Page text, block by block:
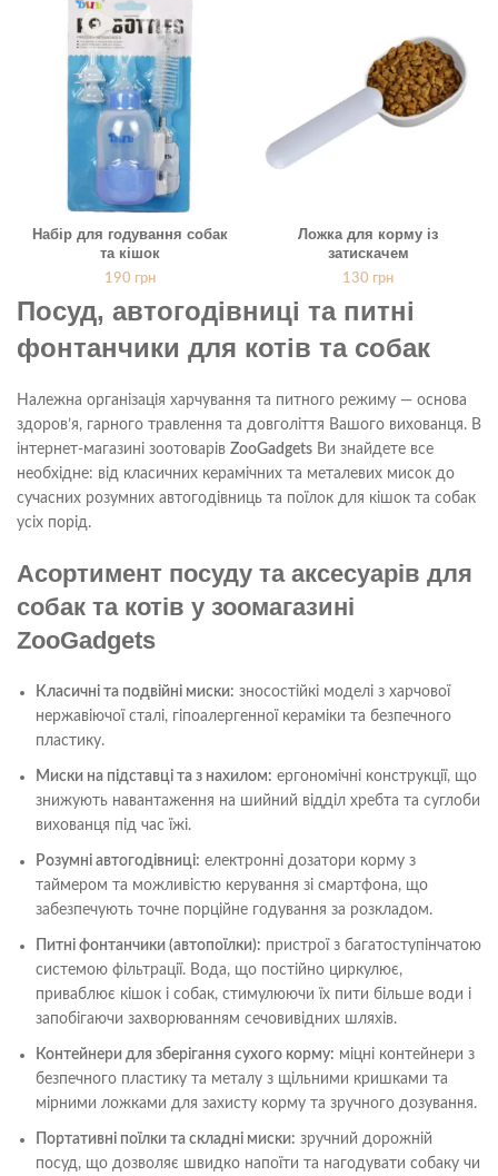
Набір для годування собак
та кішок
190 грн
Ложка для корму із
затискачем
130 грн
Посуд, автогодівниці та питні
фонтанчики для котів та собак
Належна організація харчування та питного режиму — основа
здоров’я, гарного травлення та довголіття Вашого вихованця. В
інтернет-магазині зоотоварів ZooGadgets Ви знайдете все
необхідне: від класичних керамічних та металевих мисок до
сучасних розумних автогодівниць та поїлок для кішок та собак
усіх порід.
Асортимент посуду та аксесуарів для
собак та котів у зоомагазині
ZooGadgets
Класичні та подвійні миски: зносостійкі моделі з харчової
нержавіючої сталі, гіпоалергенної кераміки та безпечного
пластику.
Миски на підставці та з нахилом: ергономічні конструкції, що
знижують навантаження на шийний відділ хребта та суглоби
вихованця під час їжі.
Розумні автогодівниці: електронні дозатори корму з
таймером та можливістю керування зі смартфона, що
забезпечують точне порційне годування за розкладом.
Питні фонтанчики (автопоїлки): пристрої з багатоступінчатою
системою фільтрації. Вода, що постійно циркулює,
приваблює кішок і собак, стимулюючи їх пити більше води і
запобігаючи захворюванням сечовивідних шляхів.
Контейнери для зберігання сухого корму: міцні контейнери з
безпечного пластику та металу з щільними кришками та
мірними ложками для захисту корму та зручного дозування.
Портативні поїлки та складні миски: зручний дорожній
посуд, що дозволяє швидко напоїти та нагодувати собаку чи